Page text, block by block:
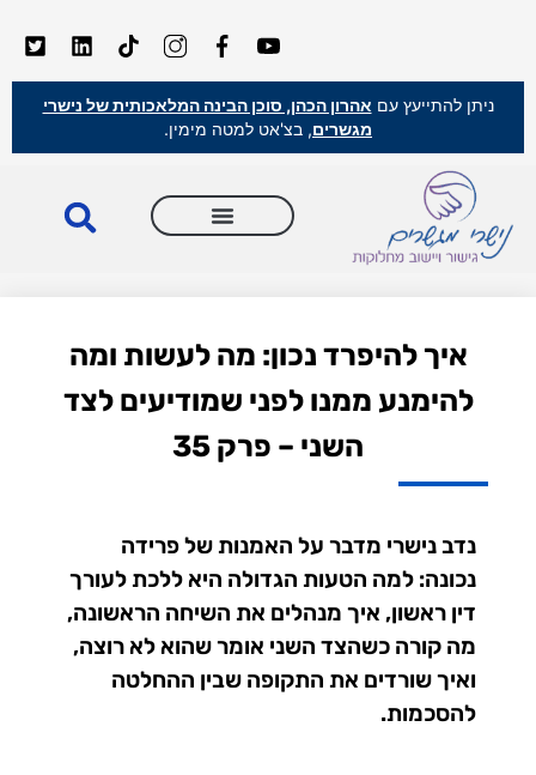
ניתן להתייעץ עם אהרון הכהן, סוכן הבינה המלאכותית של נישרי
מגשרים, בצ'אט למטה מימין.
איך להיפרד נכון: מה לעשות ומה
להימנע ממנו לפני שמודיעים לצד
השני – פרק 35
נדב נישרי מדבר על האמנות של פרידה
נכונה: למה הטעות הגדולה היא ללכת לעורך
דין ראשון, איך מנהלים את השיחה הראשונה,
מה קורה כשהצד השני אומר שהוא לא רוצה,
ואיך שורדים את התקופה שבין ההחלטה
להסכמות.